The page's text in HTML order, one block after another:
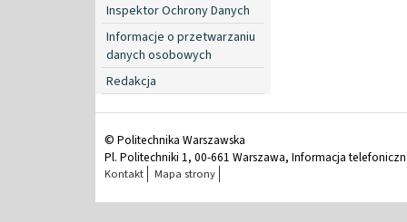
Inspektor Ochrony Danych
Informacje o przetwarzaniu
danych osobowych
Redakcja
© Politechnika Warszawska
Pl. Politechniki 1, 00-661 Warszawa, Informacja
Kontakt Mapa strony